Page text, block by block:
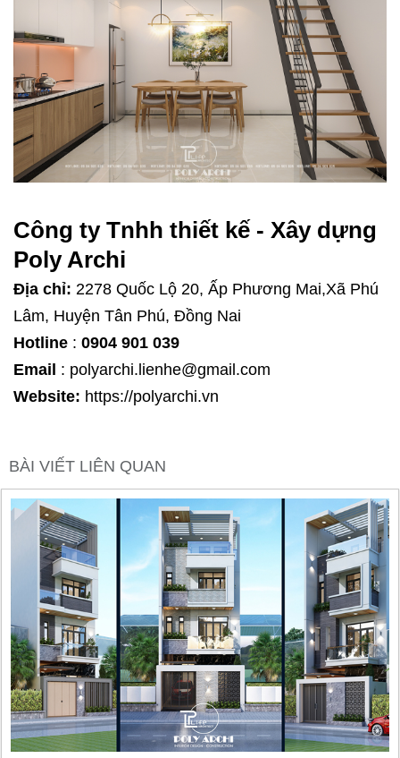
Công ty Tnhh thiết kế - Xây dựng
Poly Archi
Địa chỉ: 2278 Quốc Lộ 20, Ấp Phương Mai,Xã Phú
Lâm, Huyện Tân Phú, Đồng Nai
Hotline : 0904 901 039
Email : polyarchi.lienhe@gmail.com
Website: https://polyarchi.vn
BÀI VIẾT LIÊN QUAN